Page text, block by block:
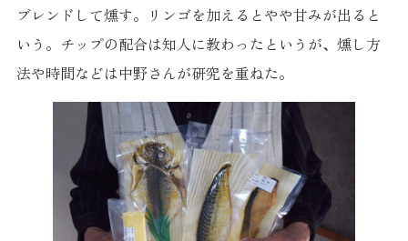
ブレンドして燻す。リンゴを加えるとやや甘みが出ると
いう。チップの配合は知人に教わったというが、燻し方
法や時間などは中野さんが研究を重ねた。